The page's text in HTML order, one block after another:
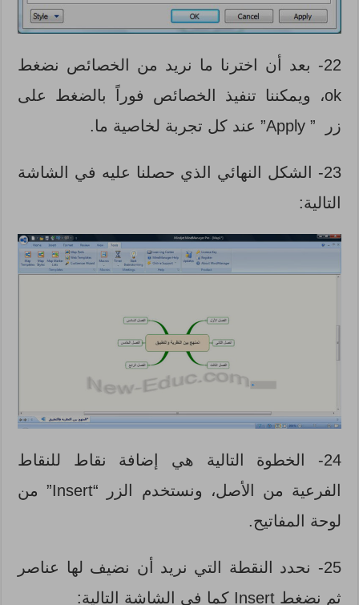
22- بعد أن اخترنا ما نريد من الخصائص نضغط
ok، ويمكننا تنفيذ الخصائص فوراً بالضغط على
زر ” Apply” عند كل تجربة لخاصية ما.
23- الشكل النهائي الذي حصلنا عليه في الشاشة
التالية:
24- الخطوة التالية هي إضافة نقاط للنقاط
الفرعية من الأصل، ونستخدم الزر “Insert” من
لوحة المفاتيح.
25- نحدد النقطة التي نريد أن نضيف لها عناصر
ثم نضغط Insert كما في الشاشة التالية: